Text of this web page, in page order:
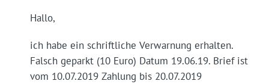
Hallo,
ich habe ein schriftliche Verwarnung erhalten.
Falsch geparkt (10 Euro) Datum 19.06.19. Brief ist
vom 10.07.2019 Zahlung bis 20.07.2019